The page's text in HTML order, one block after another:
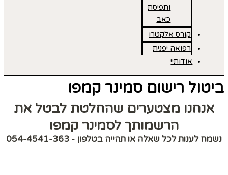
ותפיסת
כאב
קורס אלקטרו
רפואה יפנית
אודותיי
ביטול רישום סמינר קמפו
אנחנו מצטערים שהחלטת לבטל את
הרשמותך לסמינר קמפו
נשמח לענות לכל שאלה או תהייה בטלפון - 054-4541-363